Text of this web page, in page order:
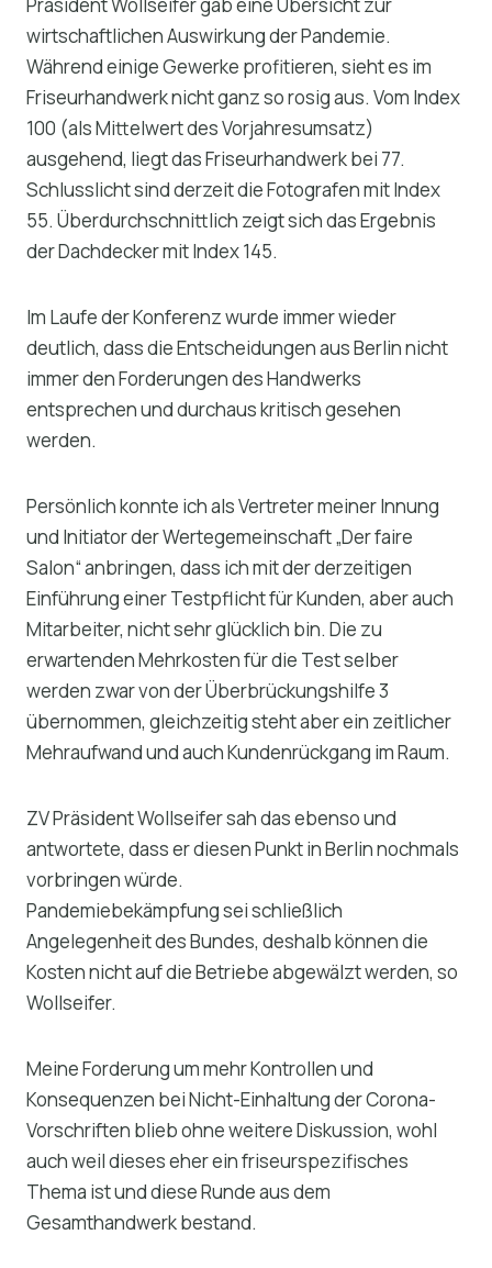
wirtschaftlichen Auswirkung der Pandemie.
Während einige Gewerke profitieren, sieht es im
Friseurhandwerk nicht ganz so rosig aus. Vom Index
100 (als Mittelwert des Vorjahresumsatz)
ausgehend, liegt das Friseurhandwerk bei 77.
Schlusslicht sind derzeit die Fotografen mit Index
55. Überdurchschnittlich zeigt sich das Ergebnis
der Dachdecker mit Index 145.
Im Laufe der Konferenz wurde immer wieder
deutlich, dass die Entscheidungen aus Berlin nicht
immer den Forderungen des Handwerks
entsprechen und durchaus kritisch gesehen
werden.
Persönlich konnte ich als Vertreter meiner Innung
und Initiator der Wertegemeinschaft „Der faire
Salon“ anbringen, dass ich mit der derzeitigen
Einführung einer Testpflicht für Kunden, aber auch
Mitarbeiter, nicht sehr glücklich bin. Die zu
erwartenden Mehrkosten für die Test selber
werden zwar von der Überbrückungshilfe 3
übernommen, gleichzeitig steht aber ein zeitlicher
Mehraufwand und auch Kundenrückgang im Raum.
ZV Präsident Wollseifer sah das ebenso und
antwortete, dass er diesen Punkt in Berlin nochmals
vorbringen würde.
Pandemiebekämpfung sei schließlich
Angelegenheit des Bundes, deshalb können die
Kosten nicht auf die Betriebe abgewälzt werden, so
Wollseifer.
Meine Forderung um mehr Kontrollen und
Konsequenzen bei Nicht-Einhaltung der Corona-
Vorschriften blieb ohne weitere Diskussion, wohl
auch weil dieses eher ein friseurspezifisches
Thema ist und diese Runde aus dem
Gesamthandwerk bestand.